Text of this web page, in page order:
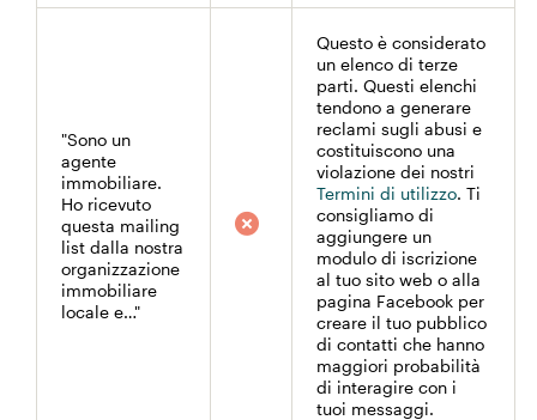
"Sono un
agente
immobiliare.
Ho ricevuto
questa mailing
list dalla nostra
organizzazione
immobiliare
locale e…"
Questo è considerato
un elenco di terze
parti. Questi elenchi
tendono a generare
reclami sugli abusi e
costituiscono una
violazione dei nostri
Termini di utilizzo. Ti
consigliamo di
aggiungere un
modulo di iscrizione
al tuo sito web o alla
pagina Facebook per
creare il tuo pubblico
di contatti che hanno
maggiori probabilità
di interagire con i
tuoi messaggi.